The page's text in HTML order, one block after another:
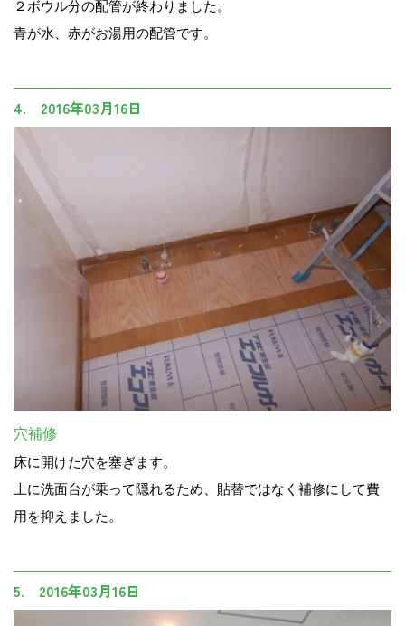
２ボウル分の配管が終わりました。
青が水、赤がお湯用の配管です。
4. 2016年03月16日
穴補修
床に開けた穴を塞ぎます。
上に洗面台が乗って隠れるため、貼替ではなく補修にして費
用を抑えました。
5. 2016年03月16日